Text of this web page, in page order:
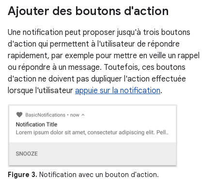
Ajouter des boutons d'action
Une notification peut proposer jusqu'à trois boutons
d'action qui permettent à l'utilisateur de répondre
rapidement, par exemple pour mettre en veille un rappel
ou répondre à un message. Toutefois, ces boutons
d'action ne doivent pas dupliquer l'action effectuée
lorsque l'utilisateur appuie sur la notification.
Figure 3. Notification avec un bouton d'action.